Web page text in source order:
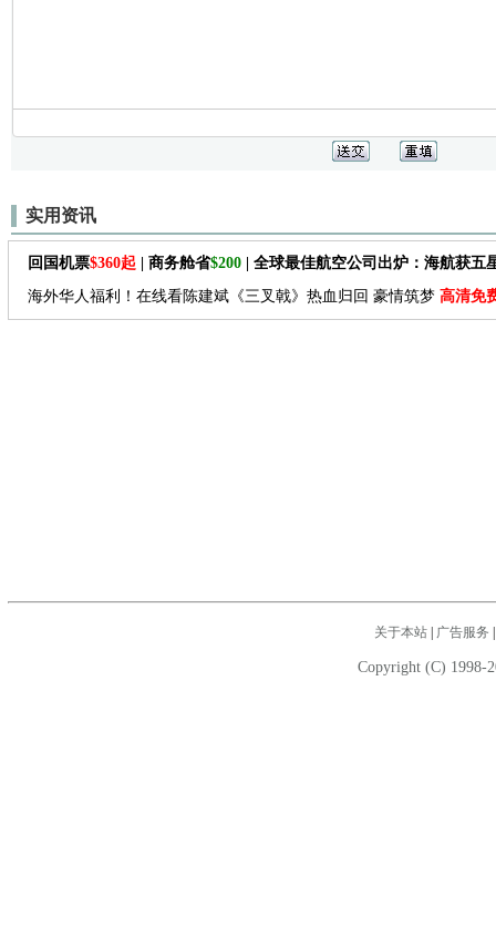
实用资讯
回国机票$360起 | 商务舱省$200 | 全球最佳航空公司出炉：海航获五
海外华人福利！在线看陈建斌《三叉戟》热血归回 豪情筑梦 高清免
关于本站| 广告服务
Copyright (C) 1998-